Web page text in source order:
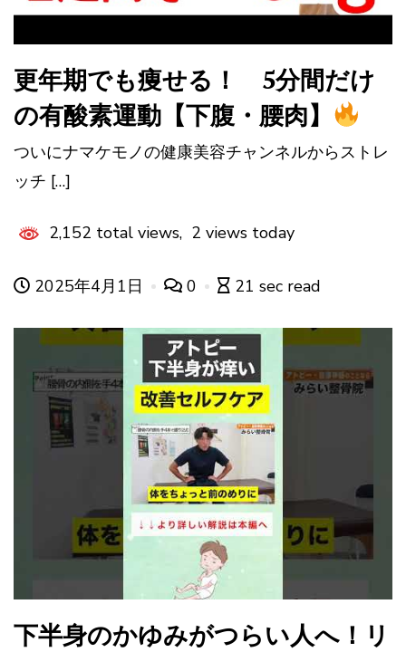
更年期でも痩せる！ 5分間だけ
の有酸素運動【下腹・腰肉】
ついにナマケモノの健康美容チャンネルからストレ
ッチ […]
2,152 total views, 2 views today
2025年4月1日 0 21 sec read
下半身のかゆみがつらい人へ！リ